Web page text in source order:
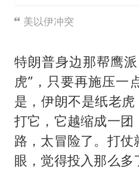
美以伊冲突
特朗普身边那帮鹰
虎”，只要再施压一
是，伊朗不是纸老虎
打它，它越缩成一
路，太冒险了。打
眼，觉得投入那么多